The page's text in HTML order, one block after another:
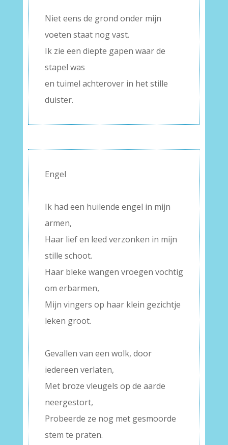
Niet eens de grond onder mijn
voeten staat nog vast.
Ik zie een diepte gapen waar de
stapel was
en tuimel achterover in het stille
duister.
Engel
Ik had een huilende engel in mijn
armen,
Haar lief en leed verzonken in mijn
stille schoot.
Haar bleke wangen vroegen vochtig
om erbarmen,
Mijn vingers op haar klein gezichtje
leken groot.
Gevallen van een wolk, door
iedereen verlaten,
Met broze vleugels op de aarde
neergestort,
Probeerde ze nog met gesmoorde
stem te praten.